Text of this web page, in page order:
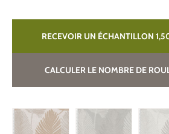
RECEVOIR UN ÉCHANTILLON
CALCULER LE NOMBRE DE